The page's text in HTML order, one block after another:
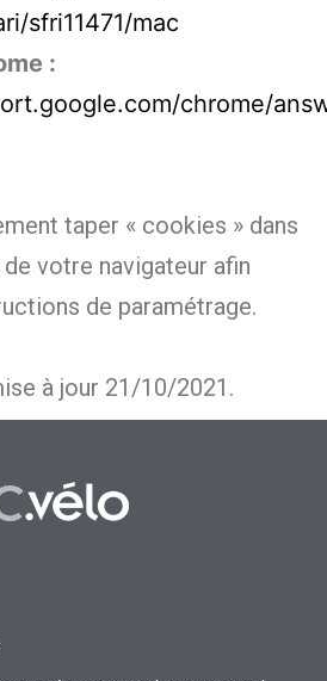
sfri11471/mac
:
chrome/
taper « cookies » dans
votre navigateur afin
de paramétrage.
à jour 21/10/2021.